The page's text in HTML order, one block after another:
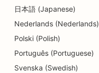
日本語 (Japanese)
Nederlands (Nederlands)
Polski (Polish)
Português (Portuguese)
Svenska (Swedish)